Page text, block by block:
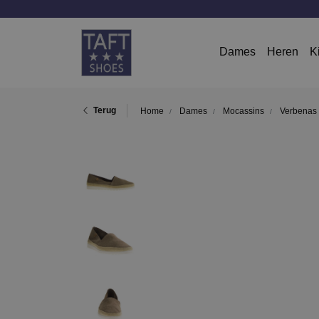
Dames Heren
Terug Home Dames Mocassins Verbenas